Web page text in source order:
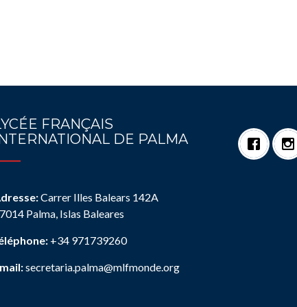
FRANÇAIS
DE PALMA
Carrer Illes Balears 142A
Palma, Islas Baleares
+34 971739260
secretaria.palma@mlfmonde.org